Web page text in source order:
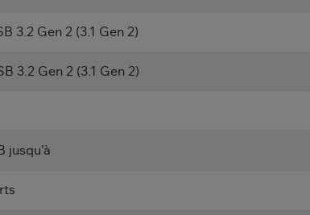
3.2 Gen 2 (3.1 Gen 2)
3.2 Gen 2 (3.1 Gen 2)
jusqu’à